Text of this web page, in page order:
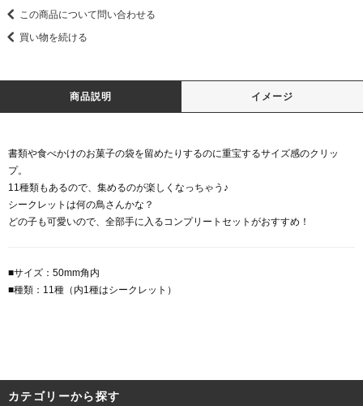
この商品について問い合わせる
買い物を続ける
商品説明 イメージ
書類や食べかけのお菓子の袋を留めたりするのに重宝するサイズ感のクリッ
プ。
11種類もあるので、集めるのが楽しくなっちゃう♪
シークレットは何の鳥さんかな？
どの子も可愛いので、全部手に入るコンプリートセットがおすすめ！
■サイズ：50mm角内
■種類：11種（内1種はシークレット）
カテゴリーから探す